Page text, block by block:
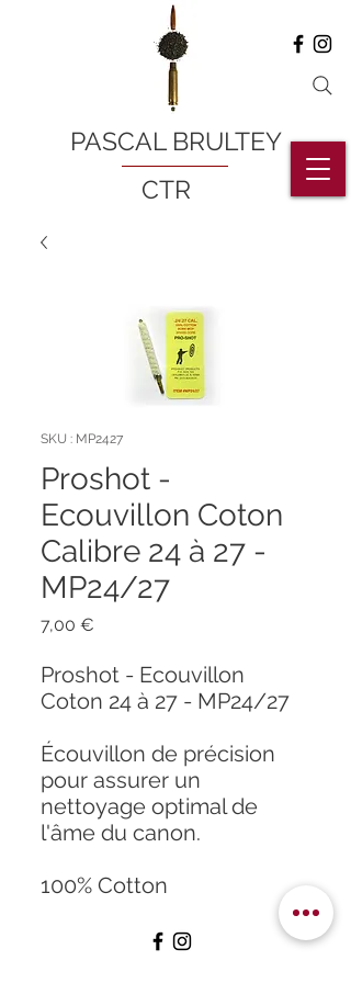
PASCAL BRULTEY
CTR
SKU : MP2427
Proshot -
Ecouvillon Coton
Calibre 24 à 27 -
MP24/27
7,00 €
Proshot - Ecouvillon
Coton 24 à 27 - MP24/27
Écouvillon de précision
pour assurer un
nettoyage optimal de
l'âme du canon.
100% Cotton